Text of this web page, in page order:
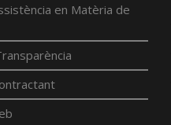
en Matèria de